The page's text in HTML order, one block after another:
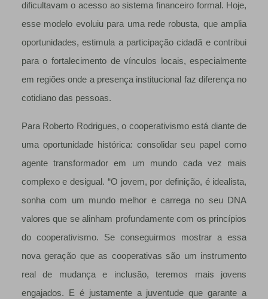
dificultavam o acesso ao sistema financeiro formal. Hoje,
esse modelo evoluiu para uma rede robusta, que amplia
oportunidades, estimula a participação cidadã e contribui
para o fortalecimento de vínculos locais, especialmente
em regiões onde a presença institucional faz diferença no
cotidiano das pessoas.
Para Roberto Rodrigues, o cooperativismo está diante de
uma oportunidade histórica: consolidar seu papel como
agente transformador em um mundo cada vez mais
complexo e desigual. “O jovem, por definição, é idealista,
sonha com um mundo melhor e carrega no seu DNA
valores que se alinham profundamente com os princípios
do cooperativismo. Se conseguirmos mostrar a essa
nova geração que as cooperativas são um instrumento
real de mudança e inclusão, teremos mais jovens
engajados. E é justamente a juventude que garante a